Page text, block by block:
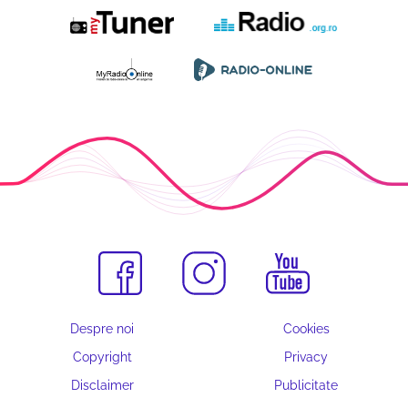
Despre noi
Cookies
Copyright
Privacy
Disclaimer
Publicitate